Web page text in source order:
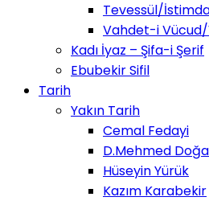
Tevessül/
Vahdet-i
Kadı İyaz – Şifa-i Şerif
Ebubekir Sifil
Tarih
Yakın Tarih
Cemal Fedayi
D.Mehmed
Hüseyin Yürük
Kazım Karabekir